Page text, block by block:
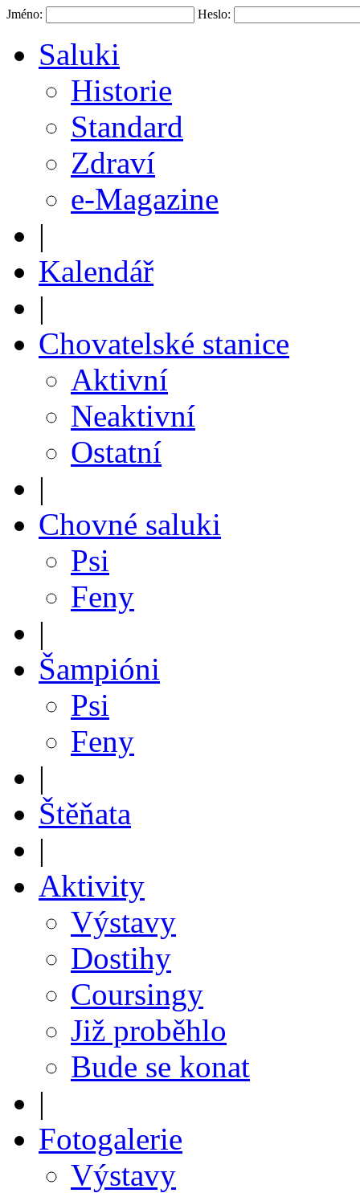
Jméno: Heslo:
Saluki
Historie
Standard
Zdraví
e-Magazine
|
Kalendář
|
Chovatelské stanice
Aktivní
Neaktivní
Ostatní
|
Chovné saluki
Psi
Feny
|
Šampióni
Psi
Feny
|
Štěňata
|
Aktivity
Výstavy
Dostihy
Coursingy
Již proběhlo
Bude se konat
|
Fotogalerie
Výstavy